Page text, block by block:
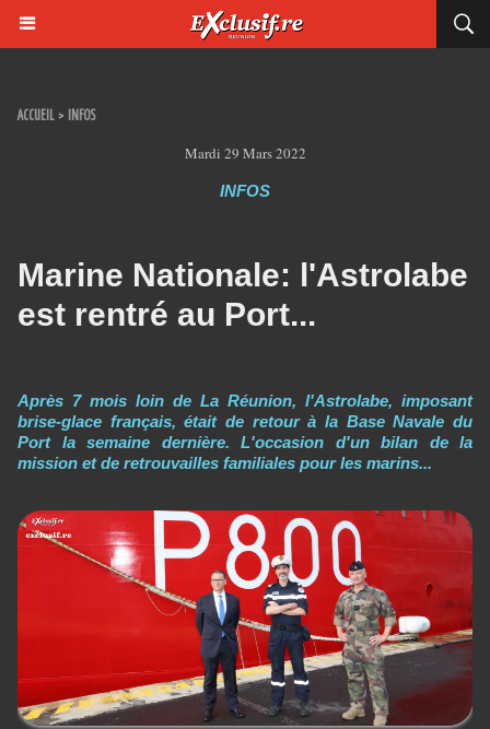
ACCUEIL > INFOS
Mardi 29 Mars 2022
INFOS
Marine Nationale: l'Astrolabe
est rentré au Port...
Après 7 mois loin de La Réunion, l'Astrolabe, imposant
brise-glace français, était de retour à la Base Navale du
Port la semaine dernière. L'occasion d'un bilan de la
mission et de retrouvailles familiales pour les marins...